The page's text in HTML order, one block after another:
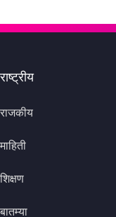
राष्ट्रीय
राजकीय
माहिती
शिक्षण
बातम्या